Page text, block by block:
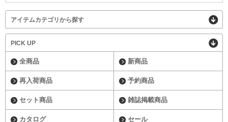
アイテムカテゴリから探す
PICK UP
全商品 新商品
再入荷商品 予約商品
セット商品 雑誌掲載商品
カタログ セール